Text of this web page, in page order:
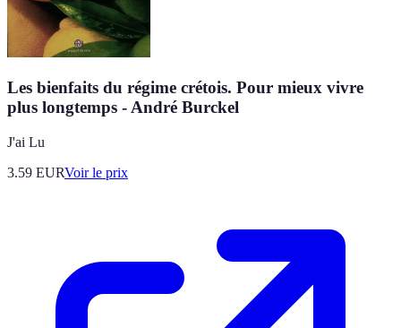
Les bienfaits du régime crétois. Pour mieux vivre
plus longtemps - André Burckel
J'ai Lu
3.59 EURVoir le prix